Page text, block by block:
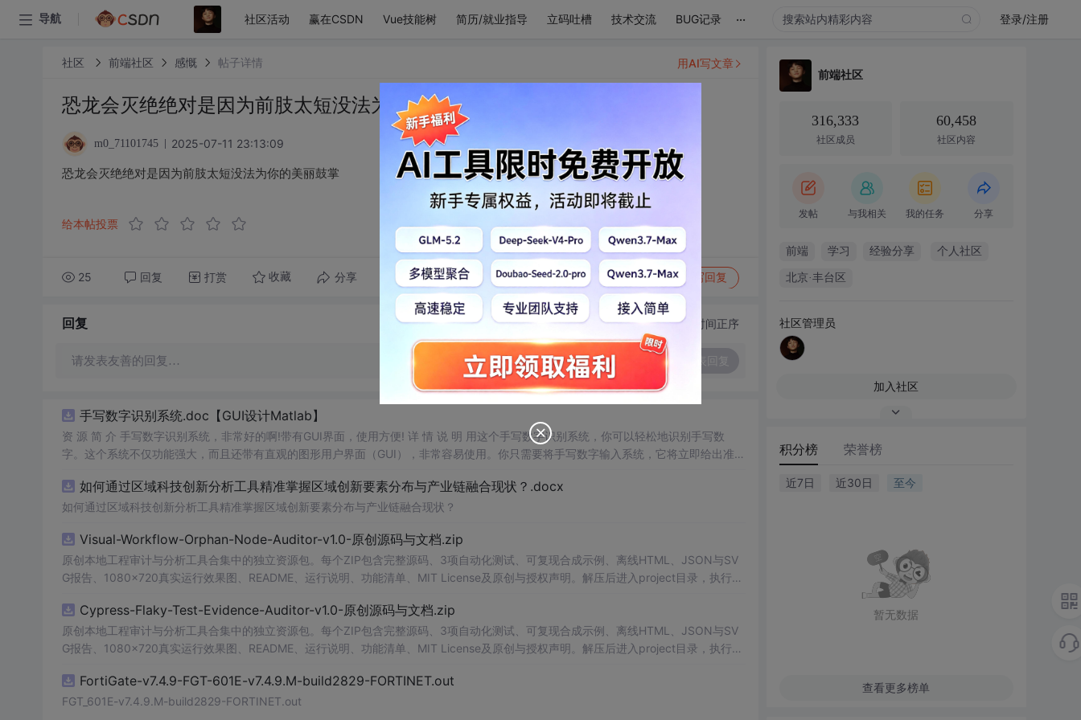
导航 社区活动 赢在CSDN Vue技能树 简历/就业指导 立码吐槽 技术交流 BUG记录 ... 登录/注册
社区 前端社区 感慨 帖子详情
恐龙会灭绝绝对是因为前肢太短没法为你的美丽鼓掌
m0_71101745 2025-07-11 23:13:09
恐龙会灭绝绝对是因为前肢太短没法为你的美丽鼓掌
给本帖投票
25 回复 打赏 收藏 分享 转发到动态 举报 写回复
用AI写文章
回复 切换为时间正序
请发表友善的回复…
手写数字识别系统.doc【GUI设计Matlab】
资 源 简 介 手写数字识别系统，非常好的啊!带有GUI界面，使用方便! 详 情 说 明 用这个手写数字识别系统，你可以轻松地识别手写数
字。这个系统不仅功能强大，而且还带有直观的图形用户界面（GUI），非常容易使用。你只需要将手写数字输入系统，它将立即给出准确
便和实用的工具，你一定会喜欢它的！
如何通过区域科技创新分析工具精准掌握区域创新要素分布与产业链融合现状？.docx
如何通过区域科技创新分析工具精准掌握区域创新要素分布与产业链融合现状？
Visual-Workflow-Orphan-Node-Auditor-v1.0-原创源码与文档.zip
原创本地工程审计与分析工具合集中的独立资源包。每个ZIP包含完整源码、3项自动化测试、可复现合成示例、离线HTML、JSON与SV
G报告、1080×720真实运行效果图、README、运行说明、功能清单、MIT License及原创与授权声明。解压后进入project目录，执行np
源码、Logo、官方截图、论文、生产日志或其他受限素材。适合前端开发、AI应用工程、测试审计和课程实践。
Cypress-Flaky-Test-Evidence-Auditor-v1.0-原创源码与文档.zip
原创本地工程审计与分析工具合集中的独立资源包。每个ZIP包含完整源码、3项自动化测试、可复现合成示例、离线HTML、JSON与SV
G报告、1080×720真实运行效果图、README、运行说明、功能清单、MIT License及原创与授权声明。解压后进入project目录，执行np
源码、Logo、官方截图、论文、生产日志或其他受限素材。适合前端开发、AI应用工程、测试审计和课程实践。
FortiGate-v7.4.9-FGT-601E-v7.4.9.M-build2829-FORTINET.out
FGT_601E-v7.4.9.M-build2829-FORTINET.out
前端社区
316,333
社区成员
60,458
社区内容
发帖 与我相关 我的任务 分享
前端 学习 经验分享 个人社区
北京·丰台区
社区管理员
加入社区
积分榜 荣誉榜
近7日 近30日 至今
暂无数据
查看更多榜单